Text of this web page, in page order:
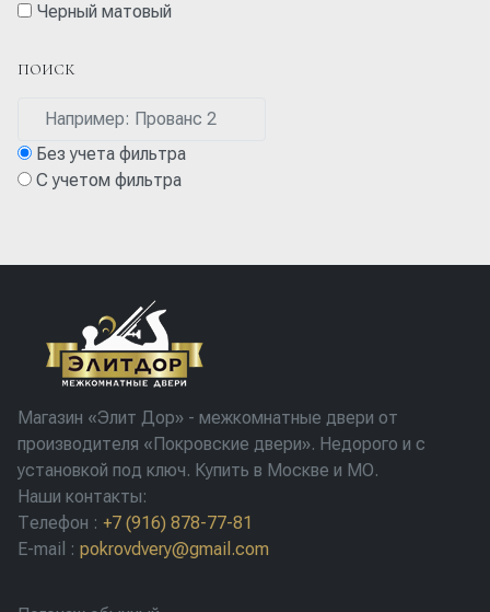
Черный матовый
ПОИСК
Без учета фильтра
С учетом фильтра
Магазин «Элит Дор» - межкомнатные двери от
производителя «Покровские двери». Недорого и с
установкой под ключ. Купить в Москве и МО.
Наши контакты:
Телефон : +7 (916) 878-77-81
E-mail : pokrovdvery@gmail.com